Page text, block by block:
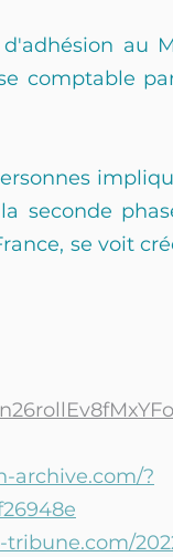
au
comptable
seconde
se voit
archive.com/?